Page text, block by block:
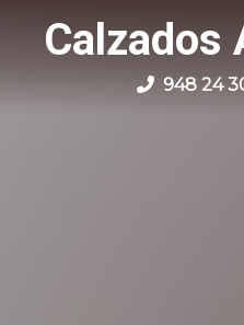
Calzados
948 24